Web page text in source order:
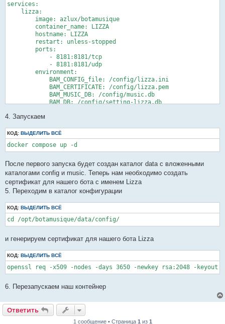
services:
    lizza:
        image: azlux/botamusique
        container_name: LIZZA
        hostname: LIZZA
        restart: unless-stopped
        ports:
            - 8181:8181/tcp
            - 8181:8181/udp
        environment:
            BAM_CONFIG_file: /config/lizza.ini
            BAM_CERTIFICATE: /config/lizza.pem
            BAM_MUSIC_DB: /config/music.db
            BAM_DB: /config/setting-lizza.db
            BAM_MUMBLE_PORT: 64738
            BAM_CHANNEL: Радио1
        volumes:
            - ./data/music:/botamusique/music_folder
        cpus: 2
4. Запускаем
КОД: ВЫДЕЛИТЬ ВСЁ
docker compose up -d
После первого запуска будет создан каталог data с вложенными
каталогами config и music. Теперь нам необходимо создать
сертификат для нашего бота с именем Lizza
5. Переходим в каталог конфигурации
КОД: ВЫДЕЛИТЬ ВСЁ
cd /opt/botamusique/data/config/
и генерируем сертификат для нашего бота Lizza
КОД: ВЫДЕЛИТЬ ВСЁ
openssl req -x509 -nodes -days 3650 -newkey rsa:2048 -
6. Перезапускаем наш контейнер
Ответить
1 сообщение • Страница 1 из 1